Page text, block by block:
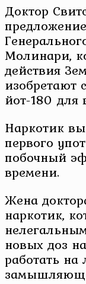
Доктор
Молинари,
действия
изобретают
йот-180 для
Наркотик
первого
побочный
времени.
Жена
наркотик,
новых доз
работать на